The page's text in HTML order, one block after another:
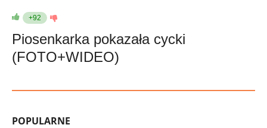
+92
Piosenkarka pokazała cycki
(FOTO+WIDEO)
POPULARNE